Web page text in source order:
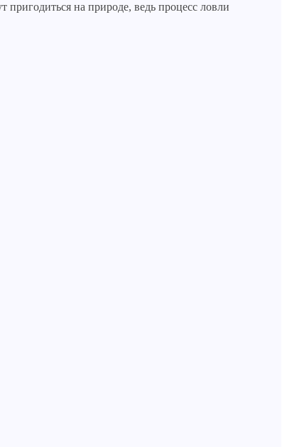
на природе, ведь процесс ловли